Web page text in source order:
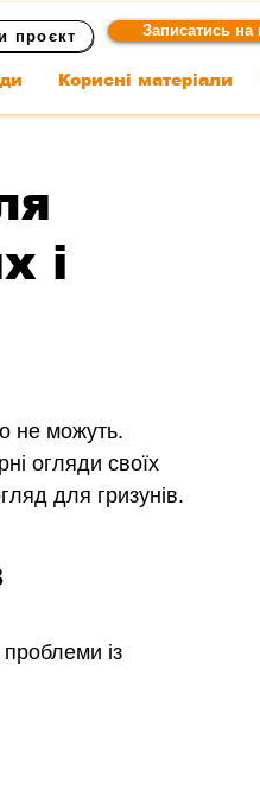
проєкт Записатись на
Корисні матеріали
і
не можуть.
огляди своїх
для гризунів.
із